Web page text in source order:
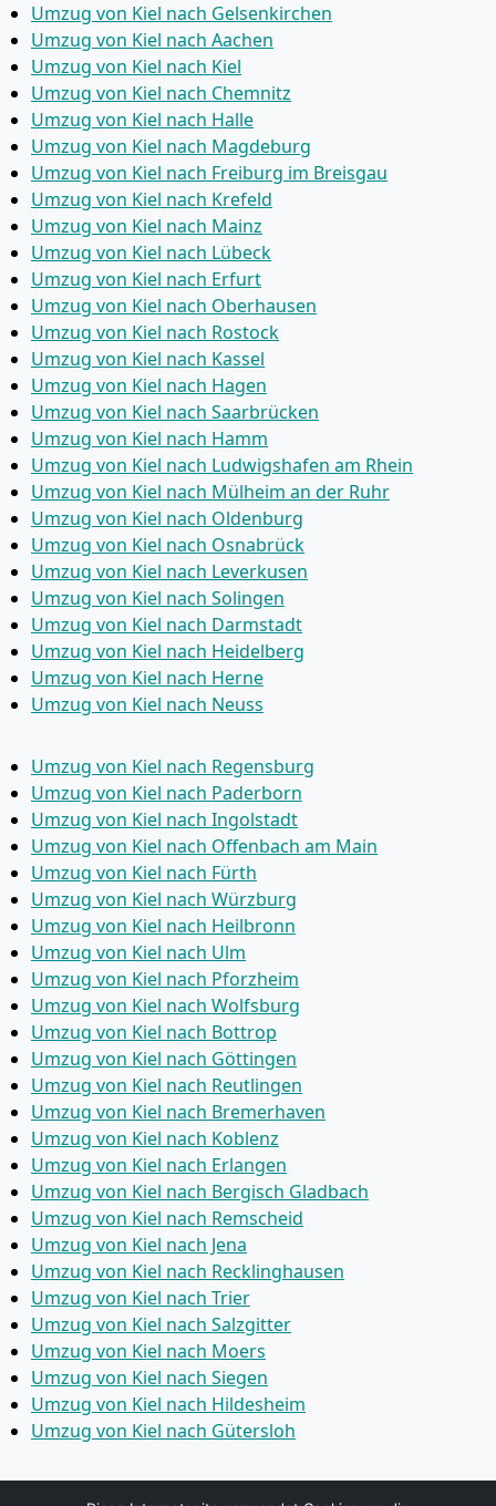
Umzug von Kiel nach Gelsenkirchen
Umzug von Kiel nach Aachen
Umzug von Kiel nach Kiel
Umzug von Kiel nach Chemnitz
Umzug von Kiel nach Halle
Umzug von Kiel nach Magdeburg
Umzug von Kiel nach Freiburg im Breisgau
Umzug von Kiel nach Krefeld
Umzug von Kiel nach Mainz
Umzug von Kiel nach Lübeck
Umzug von Kiel nach Erfurt
Umzug von Kiel nach Oberhausen
Umzug von Kiel nach Rostock
Umzug von Kiel nach Kassel
Umzug von Kiel nach Hagen
Umzug von Kiel nach Saarbrücken
Umzug von Kiel nach Hamm
Umzug von Kiel nach Ludwigshafen am Rhein
Umzug von Kiel nach Mülheim an der Ruhr
Umzug von Kiel nach Oldenburg
Umzug von Kiel nach Osnabrück
Umzug von Kiel nach Leverkusen
Umzug von Kiel nach Solingen
Umzug von Kiel nach Darmstadt
Umzug von Kiel nach Heidelberg
Umzug von Kiel nach Herne
Umzug von Kiel nach Neuss
Umzug von Kiel nach Regensburg
Umzug von Kiel nach Paderborn
Umzug von Kiel nach Ingolstadt
Umzug von Kiel nach Offenbach am Main
Umzug von Kiel nach Fürth
Umzug von Kiel nach Würzburg
Umzug von Kiel nach Heilbronn
Umzug von Kiel nach Ulm
Umzug von Kiel nach Pforzheim
Umzug von Kiel nach Wolfsburg
Umzug von Kiel nach Bottrop
Umzug von Kiel nach Göttingen
Umzug von Kiel nach Reutlingen
Umzug von Kiel nach Bremer­haven
Umzug von Kiel nach Koblenz
Umzug von Kiel nach Erlangen
Umzug von Kiel nach Bergisch Gladbach
Umzug von Kiel nach Remscheid
Umzug von Kiel nach Jena
Umzug von Kiel nach Recklinghausen
Umzug von Kiel nach Trier
Umzug von Kiel nach Salzgitter
Umzug von Kiel nach Moers
Umzug von Kiel nach Siegen
Umzug von Kiel nach Hildesheim
Umzug von Kiel nach Gütersloh